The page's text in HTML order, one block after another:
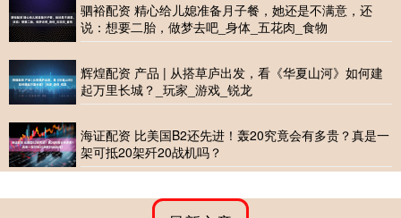
驷裕配资 精心给儿媳准备月子餐，她还是不满意，还
说：想要二胎，做梦去吧_身体_五花肉_食物
辉煌配资 产品 | 从搭草庐出发，看《华夏山河》如何建
起万里长城？_玩家_游戏_锐龙
海证配资 比美国B2还先进！轰20究竟会有多贵？真是一
架可抵20架歼20战机吗？